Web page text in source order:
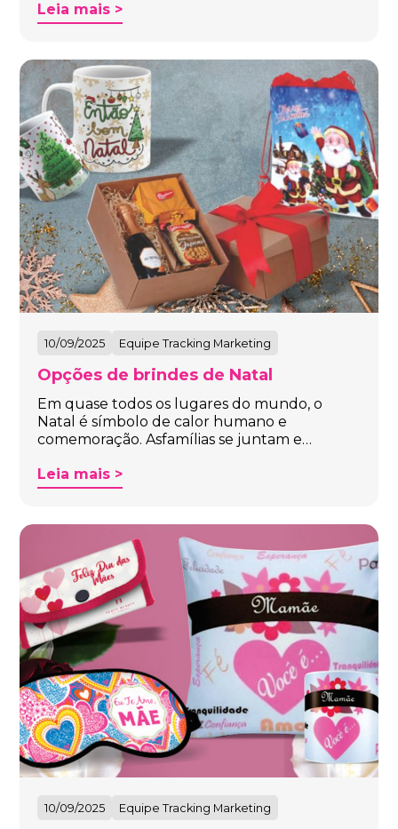
Leia mais >
10/09/2025 Equipe Tracking Marketing
Opções de brindes de Natal
Em quase todos os lugares do mundo, o
Natal é símbolo de calor humano e
comemoração. Asfamílias se juntam e…
Leia mais >
10/09/2025 Equipe Tracking Marketing